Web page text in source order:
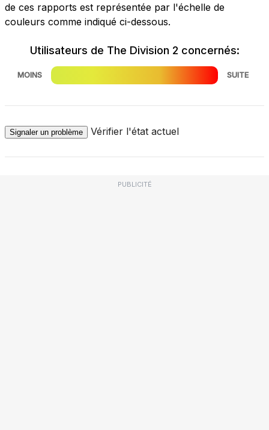
de ces rapports est représentée par l'échelle de
couleurs comme indiqué ci-dessous.
Utilisateurs de The Division 2 concernés:
MOINS SUITE
Signaler un problème Vérifier l'état actuel
PUBLICITÉ